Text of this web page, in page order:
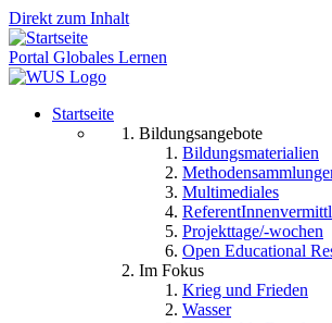
Direkt zum Inhalt
Portal Globales Lernen
Startseite
Bildungsangebote
Bildungsmaterialien
Multimediales
Projekttage/-wochen
Open Educational
Im Fokus
Krieg und Frieden
Wasser